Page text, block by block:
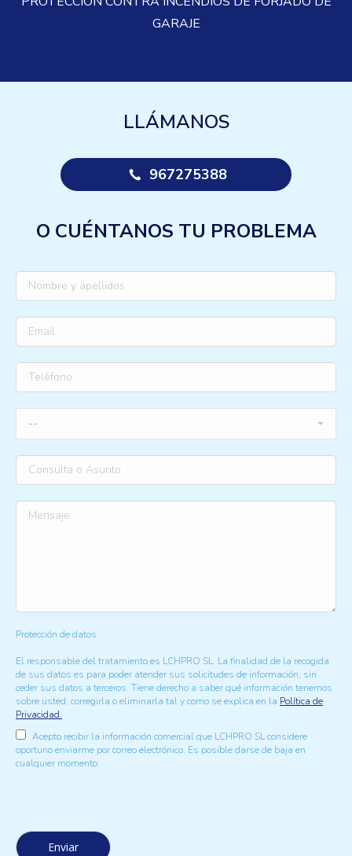
GARAJE
LLÁMANOS
967275388
O CUÉNTANOS TU PROBLEMA
Protección de datos
El responsable del tratamiento es LCHPRO SL. La finalidad de la recogida
de sus datos es para poder atender sus solicitudes de información, sin
ceder sus datos a terceros. Tiene derecho a saber qué información tenemos
sobre usted, corregirla o eliminarla tal y como se explica en la Política de
Privacidad.
Acepto recibir la información comercial que LCHPRO SL considere
oportuno enviarme por correo electrónico. Es posible darse de baja en
cualquier momento.